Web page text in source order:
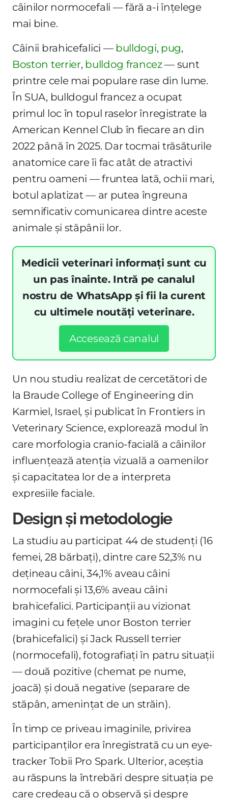
câinilor normocefali — fără a-i înțelege
mai bine.
Câinii brahicefalici — bulldogi, pug,
Boston terrier, bulldog francez— sunt
printre cele mai populare rase din lume.
În SUA, bulldogul francez a ocupat
primul loc în topul raselor înregistrate la
American Kennel Club în fiecare an din
2022 până în 2025. Dar tocmai trăsăturile
anatomice care îi fac atât de atractivi
pentru oameni — fruntea lată, ochii mari,
botul aplatizat — ar putea îngreuna
semnificativ comunicarea dintre aceste
animale și stăpânii lor.
Medicii veterinari informați sunt cu
un pas înainte. Intră pe canalul
nostru de WhatsApp și fii la curent
cu ultimele noutăți veterinare.
Accesează canalul
Un nou studiu realizat de cercetători de
la Braude College of Engineering din
Karmiel, Israel, și publicat în Frontiers in
Veterinary Science, explorează modul în
care morfologia cranio-facială a câinilor
influențează atenția vizuală a oamenilor
și capacitatea lor de a interpreta
expresiile faciale.
Design și metodologie
La studiu au participat 44 de studenți (16
femei, 28 bărbați), dintre care 52,3% nu
dețineau câini, 34,1% aveau câini
normocefali și 13,6% aveau câini
brahicefalici. Participanții au vizionat
imagini cu fețele unor Boston terrier
(brahicefalici) și Jack Russell terrier
(normocefali), fotografiați în patru situații
— două pozitive (chemat pe nume,
joacă) și două negative (separare de
stăpân, amenințat de un străin).
În timp ce priveau imaginile, privirea
participanților era înregistrată cu un eye-
tracker Tobii Pro Spark. Ulterior, aceștia
au răspuns la întrebări despre situația pe
care credeau că o observă și despre